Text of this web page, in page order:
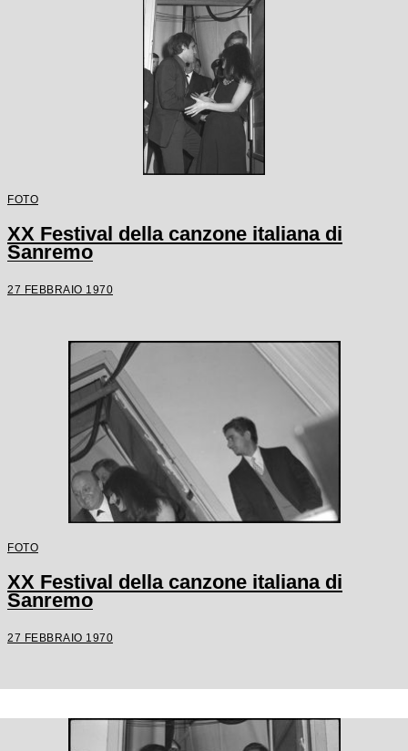
FOTO
XX Festival della canzone italiana di
Sanremo
27 FEBBRAIO 1970
FOTO
XX Festival della canzone italiana di
Sanremo
27 FEBBRAIO 1970